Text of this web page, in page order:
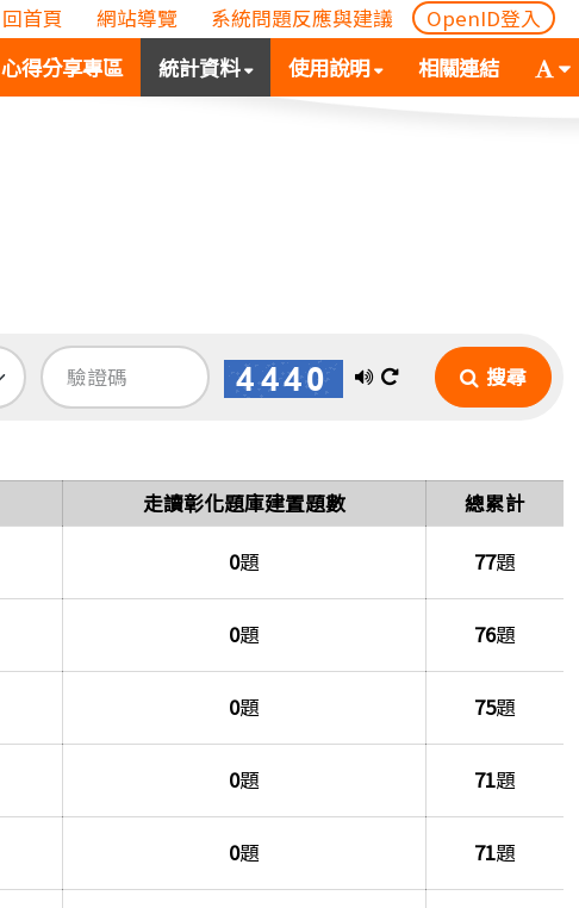
回首頁 網站導覽 系統問題反應與建議 OpenID登入
心得分享專區 統計資料(
按
選
單)
使用說明(按
空
單)
相關連結
字
體
次
播
音
換
圖
搜尋
走讀彰化題庫建置題數 總累計
0題 77題
0題 76題
0題 75題
0題 71題
0題 71題